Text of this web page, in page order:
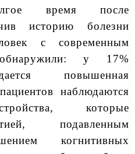
время после
историю болезни
с современным
у 17%
повышенная
наблюдаются
которые
подавленным
когнитивных